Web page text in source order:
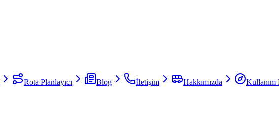
Rota Planlayıcı Blog İletişim Hakkımızda
Kullanım